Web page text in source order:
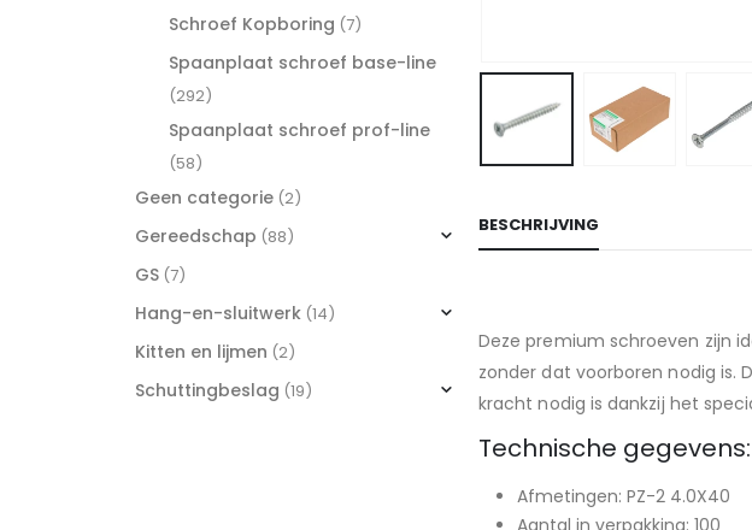
BESCHRIJVING
Deze premium schroeven zijn
zonder dat voorboren nodig is.
kracht nodig is dankzij het
Technische gegevens:
Afmetingen: PZ-2 4.0X40
Aantal in verpakking: 100
Schroef Kopboring (7)
Spaanplaat schroef base-line
(292)
Spaanplaat schroef prof-line
(58)
Geen categorie (2)
Gereedschap (88)
GS (7)
Hang-en-sluitwerk (14)
Kitten en lijmen (2)
Schuttingbeslag (19)